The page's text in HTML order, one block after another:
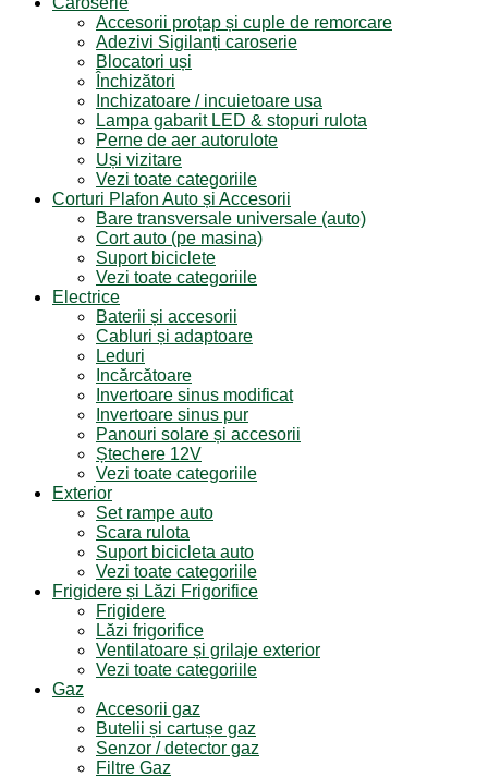
Accesorii proțap și cuple de remorcare
Adezivi Sigilanți caroserie
Blocatori uși
Închizători
Inchizatoare / incuietoare usa
Lampa gabarit LED & stopuri rulota
Perne de aer autorulote
Uși vizitare
Vezi toate categoriile
Corturi Plafon Auto și Accesorii
Bare transversale universale (auto)
Cort auto (pe masina)
Suport biciclete
Vezi toate categoriile
Electrice
Baterii și accesorii
Cabluri și adaptoare
Leduri
Incărcătoare
Invertoare sinus modificat
Invertoare sinus pur
Panouri solare și accesorii
Ștechere 12V
Vezi toate categoriile
Exterior
Set rampe auto
Scara rulota
Suport bicicleta auto
Vezi toate categoriile
Frigidere și Lăzi Frigorifice
Frigidere
Lăzi frigorifice
Ventilatoare și grilaje exterior
Vezi toate categoriile
Gaz
Accesorii gaz
Butelii și cartușe gaz
Senzor / detector gaz
Filtre Gaz